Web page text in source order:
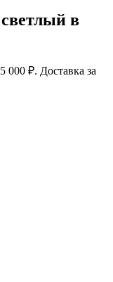
в
000 ₽. Доставка за